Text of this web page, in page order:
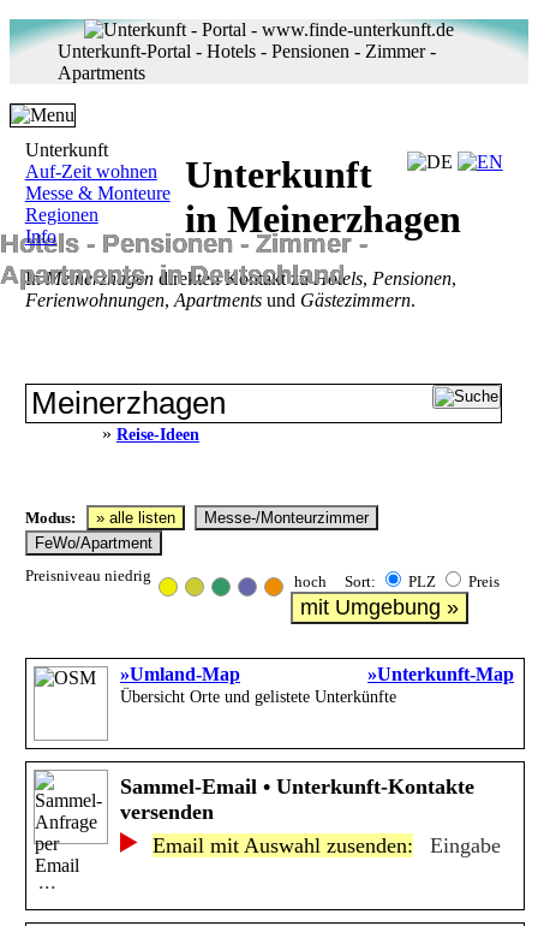
Hotels ‐ Pensionen ‐ Zimmer ‐
Apartments in Deutschland
Unterkunft-Portal - Hotels - Pensionen - Zimmer -
Apartments
Unterkunft
Auf-Zeit wohnen
Messe & Monteure
Regionen
Info
Unterkunft
in Meinerzhagen
InMeinerzhagendirekten Kontakt zuHotels, Pensionen,
Ferienwohnungen, Apartmentsund Gästezimmern.
» Reise-Ideen
Modus: » alle listen
Messe-/Monteurzimmer
FeWo/Apartment
Preisniveau niedrig
hoch Sort: PLZ Preis
mit Umgebung »
»Umland-Map »Unterkunft-Map
Übersicht Orte und gelistete Unterkünfte
Sammel-Email • Unterkunft-Kontakte
versenden
Email mit Auswahl zusenden:
Eingabe
...